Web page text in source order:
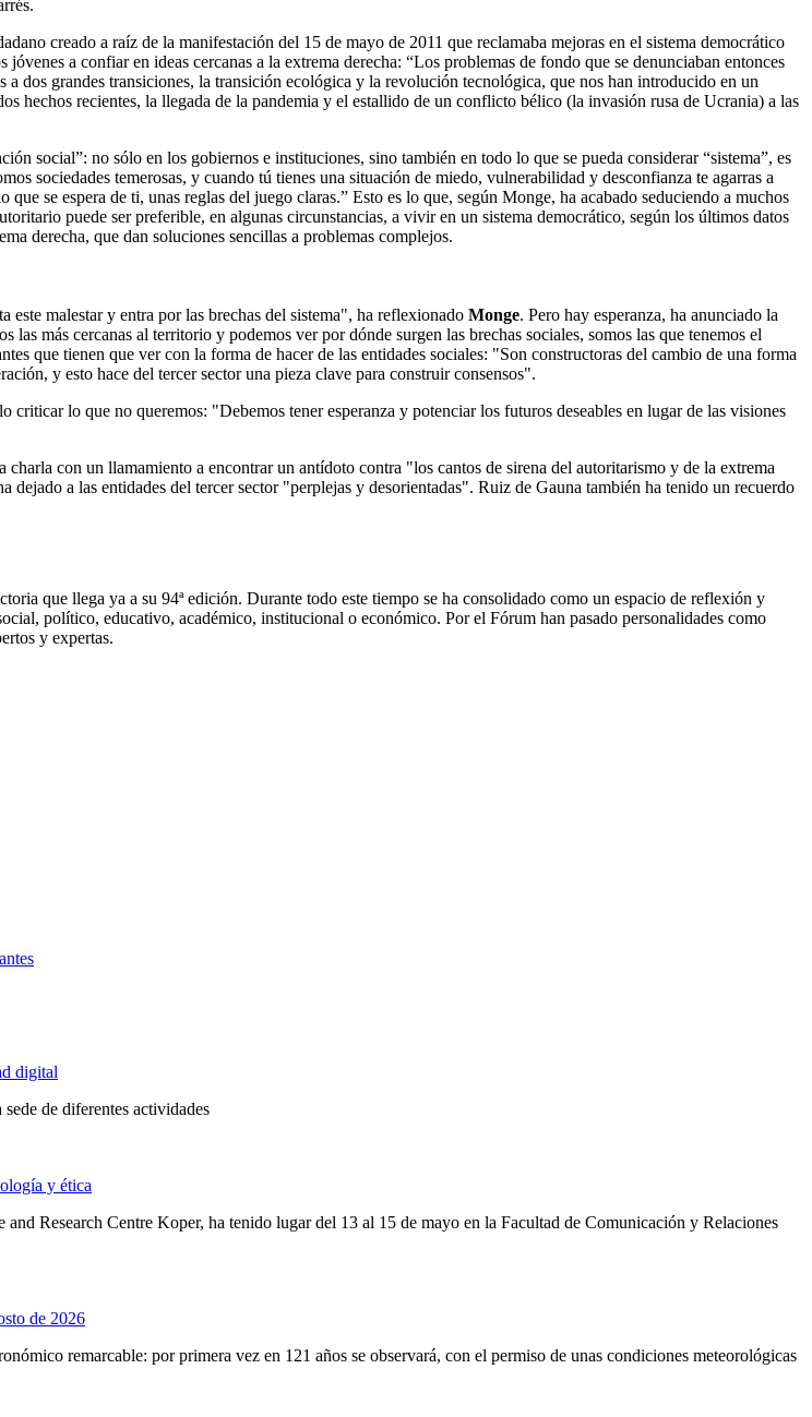
creado a raíz de la manifestación del 15 de mayo de 2011 que reclamaba mejoras en el sistema democrático
a confiar en ideas cercanas a la extrema derecha: “Los problemas de fondo que se denunciaban entonces
dos grandes transiciones, la transición ecológica y la revolución tecnológica, que nos han introducido en un
hechos recientes, la llegada de la pandemia y el estallido de un conflicto bélico (la invasión rusa de Ucrania) a las
social”: no sólo en los gobiernos e instituciones, sino también en todo lo que se pueda considerar “sistema”, es
sociedades temerosas, y cuando tú tienes una situación de miedo, vulnerabilidad y desconfianza te agarras a
se espera de ti, unas reglas del juego claras.” Esto es lo que, según Monge, ha acabado seduciendo a muchos
puede ser preferible, en algunas circunstancias, a vivir en un sistema democrático, según los últimos datos
derecha, que dan soluciones sencillas a problemas complejos.
malestar y entra por las brechas del sistema", ha reflexionado Monge. Pero hay esperanza, ha anunciado la
más cercanas al territorio y podemos ver por dónde surgen las brechas sociales, somos las que tenemos el
que tienen que ver con la forma de hacer de las entidades sociales: "Son constructoras del cambio de una forma
y esto hace del tercer sector una pieza clave para construir consensos".
lo que no queremos: "Debemos tener esperanza y potenciar los futuros deseables en lugar de las visiones
charla con un llamamiento a encontrar un antídoto contra "los cantos de sirena del autoritarismo y de la extrema
a las entidades del tercer sector "perplejas y desorientadas". Ruiz de Gauna también ha tenido un recuerdo
que llega ya a su 94ª edición. Durante todo este tiempo se ha consolidado como un espacio de reflexión y
político, educativo, académico, institucional o económico. Por el Fórum han pasado personalidades como
y expertas.
digital
de diferentes actividades
y ética
Research Centre Koper, ha tenido lugar del 13 al 15 de mayo en la Facultad de Comunicación y Relaciones
de 2026
remarcable: por primera vez en 121 años se observará, con el permiso de unas condiciones meteorológicas